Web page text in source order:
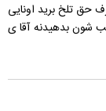
حق تلخ برید اونایی
شون بدهیدنه آقا ی